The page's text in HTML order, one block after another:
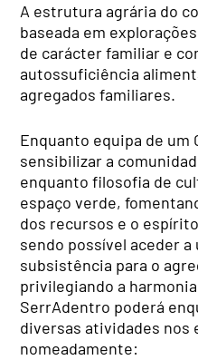
A estrutura agrária do
baseada em
de carácter familiar e
autossuficiência
agregados familiares.
Enquanto equipa de um
sensibilizar a
enquanto filosofia de
espaço verde,
dos recursos e o
sendo possível aceder a
subsistência para o
privilegiando a
SerrAdentro poderá
diversas atividades nos
nomeadamente: